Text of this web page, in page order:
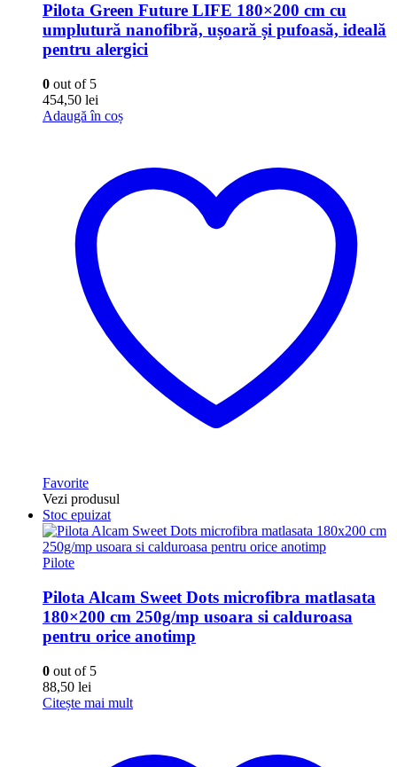
Pilota Green Future LIFE 180×200 cm cu
umplutură nanofibră, ușoară și pufoasă, ideală
pentru alergici
0 out of 5
454,50 lei
Adaugă în coș
Favorite
Vezi produsul
Stoc epuizat
Pilote
Pilota Alcam Sweet Dots microfibra matlasata
180×200 cm 250g/mp usoara si calduroasa
pentru orice anotimp
0 out of 5
88,50 lei
Citește mai mult